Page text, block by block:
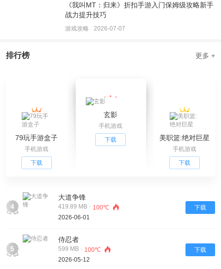
《我叫MT：归来》折扣手游入门保姆级攻略新手
战力提升技巧
游戏攻略 2026-07-07
排行榜 更多 +
79玩手游盒子
手机游戏
下载
玄影
手机游戏
下载
美职篮:绝对巨星
手机游戏
下载
4
大道争锋
419.89 MB · 100℃
2026-06-01
下载
5
侍忍者
599 MB · 100℃
2026-05-12
下载